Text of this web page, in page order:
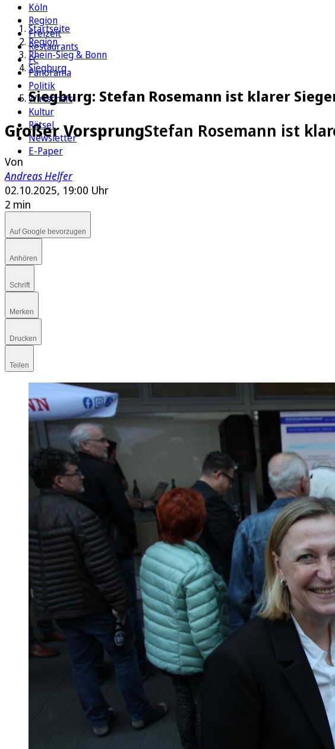
Köln
Region
Freizeit
Restaurants
FC
Panorama
Politik
Wirtschaft
Kultur
Rätsel
Newsletter
E-Paper
Startseite
Region
Rhein-Sieg & Bonn
Siegburg
Siegburg: Stefan Rosemann ist klarer
Großer VorsprungStefan Rosemann ist
Von
Andreas Helfer
02.10.2025, 19:00 Uhr
2 min
Auf Google bevorzugen
Anhören
Schrift
Merken
Drucken
Teilen